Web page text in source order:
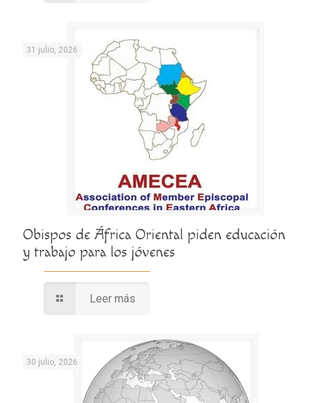
31 julio, 2026
Obispos de África Oriental piden educación
y trabajo para los jóvenes
Leer más
30 julio, 2026